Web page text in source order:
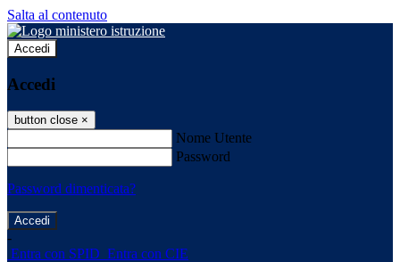
Salta al contenuto
Accedi
Accedi
button close ×
Nome Utente
Password
Password dimenticata?
-
Entra con SPID Entra con CIE